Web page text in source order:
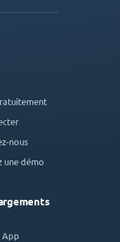
nous
une démo
App